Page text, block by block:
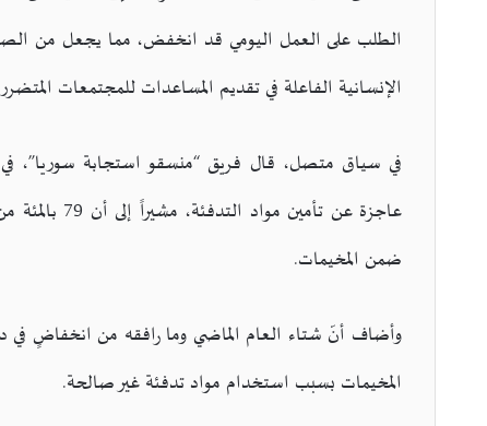
الطلب على العمل اليومي قد انخفض، مما يجعل من
الإنسانية الفاعلة في تقديم المساعدات للمجتمعات
عاجزة عن
ضمن المخيمات.
وأضاف أنّ شتاء العام الماضي وما رافقه من انخفاضٍ في
المخيمات بسبب استخدام مواد تدفئة غير صالحة.